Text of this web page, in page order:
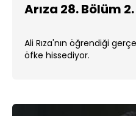
Arıza 28. Bölüm
Ali Rıza'nın öğrendiği
öfke hissediyor.